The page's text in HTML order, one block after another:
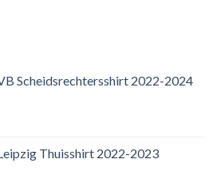
Scheidsrechtersshirt 2022-2024
Thuisshirt 2022-2023